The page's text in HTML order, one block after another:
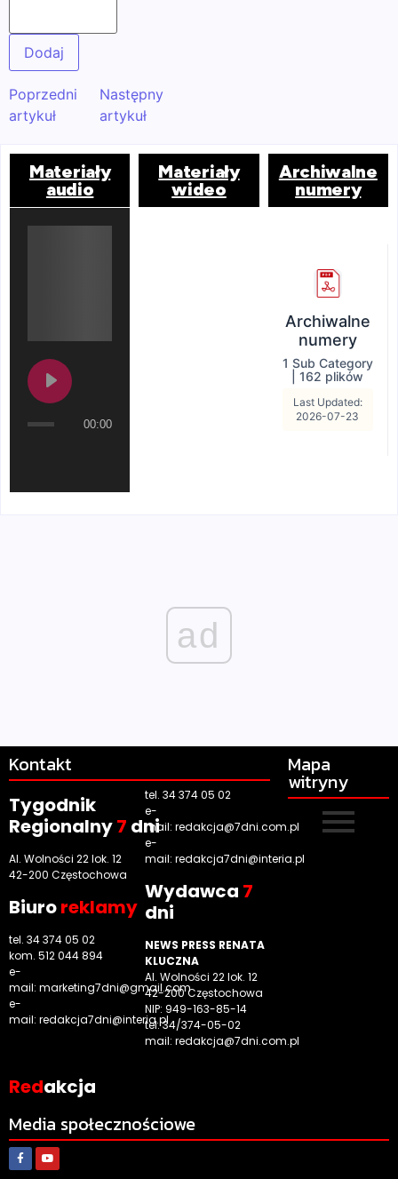
Poprzedni
artykuł
Następny
artykuł
Materiały
audio
00:00
Materiały
wideo
Archiwalne
numery
Archiwalne
numery
1 Sub Category
162 plików
Last Updated:
2026-07-23
ad
Kontakt
Tygodnik
Regionalny7 dni
Al. Wolności 22 lok. 12
42-200 Częstochowa
Biuroreklamy
tel. 34 374 05 02
kom. 512 044 894
e-
mail: marketing7dni@gmail.com
e-
mail: redakcja7dni@interia.pl
Redakcja
tel. 34 374 05 02
e-
mail: redakcja@7dni.com.pl
e-
mail: redakcja7dni@interia.pl
Wydawca 7
dni
NEWS PRESS RENATA
KLUCZNA
Al. Wolności 22 lok. 12
42-200 Częstochowa
NIP: 949-163-85-14
tel. 34/374-05-02
mail: redakcja@7dni.com.pl
Mapa
witryny
Media społecznościowe